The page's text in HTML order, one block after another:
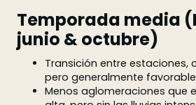
Temporada media
junio & octubre)
Transición entre estaciones,
pero generalmente
Menos aglomeraciones que